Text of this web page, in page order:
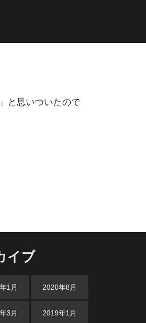
と思いついたので
イブ
1月 2020年8月
3月 2019年1月